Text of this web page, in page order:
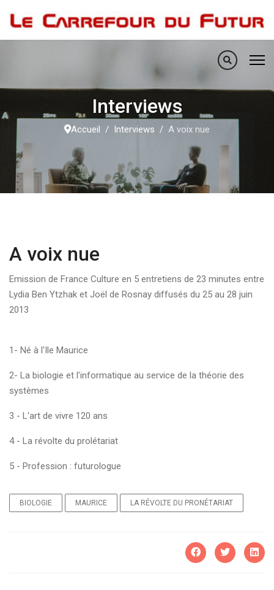
Interviews
Accueil Interviews A voix nue
A voix nue
Emission de France Culture en 5 entretiens de 23 minutes entre
Lydia Ben Ytzhak et Joël de Rosnay diffusés du 25 au 28 juin
2013
1- Né à l'Ile Maurice
2- La biologie et l'informatique au service de la théorie des
systèmes
3 - L'art de vivre 120 ans
4 - La révolte du prolétariat
5 - Profession : futurologue
BIOLOGIE MAURICE LA RÉVOLTE DU PRONÉTARIAT